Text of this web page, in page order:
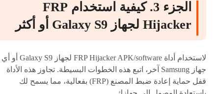
الجزء 3. كيفية استخدام FRP
Hijacker لجهاز Galaxy S9 أو أكثر
لاستخدام أداة FRP Hijacker APK/software لجهاز Galaxy S9 أو أي
جهاز Samsung آخر، اتبع هذه الخطوات البسيطة. تجاوز هذه الأداة
قفل حماية إعادة ضبط المصنع (FRP) بفعالية، مما يسمح لك